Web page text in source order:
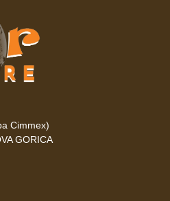
Cimmex)
GORICA